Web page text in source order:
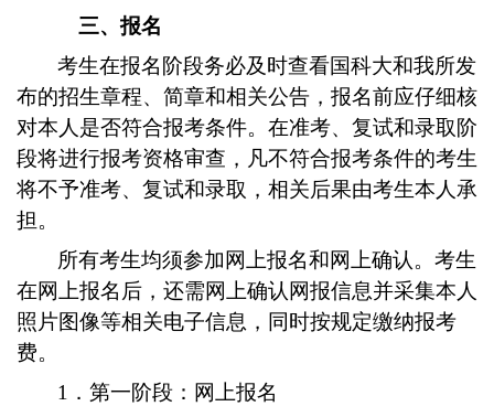
三、报名
考生在报名阶段务必及时查看国科大和我所发
布的招生章程、简章和相关公告，报名前应仔细核
对本人是否符合报考条件。在准考、复试和录取阶
段将进行报考资格审查，凡不符合报考条件的考生
将不予准考、复试和录取，相关后果由考生本人承
担。
所有考生均须参加网上报名和网上确认。考生
在网上报名后，还需网上确认网报信息并采集本人
照片图像等相关电子信息，同时按规定缴纳报考
费。
1．第一阶段：网上报名